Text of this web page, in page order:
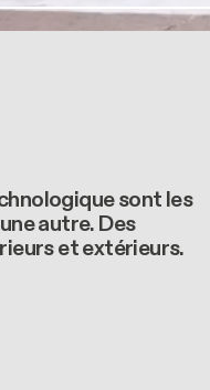
sont les
autre. Des
et extérieurs.